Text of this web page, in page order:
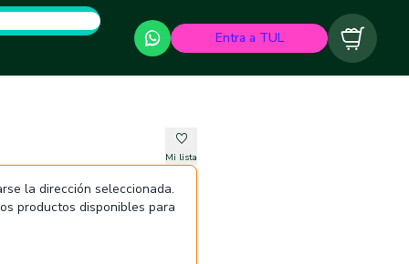
Entra a TUL Carrito
Mi lista
la dirección seleccionada.
productos disponibles para